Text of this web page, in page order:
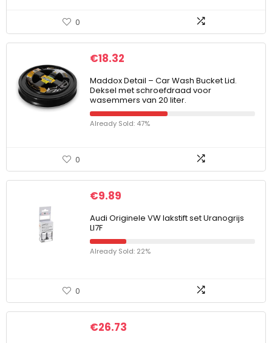
0
€18.32
Maddox Detail – Car Wash Bucket Lid.
Deksel met schroefdraad voor
wasemmers van 20 liter.
Already Sold: 47%
0
€9.89
Audi Originele VW lakstift set Uranogrijs
LI7F
Already Sold: 22%
0
€26.73